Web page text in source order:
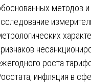
методов и
роста
инфляция в